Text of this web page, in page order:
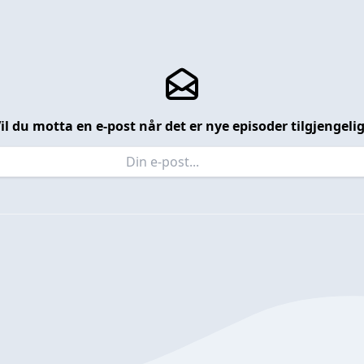
du motta en e-post når det er nye episoder